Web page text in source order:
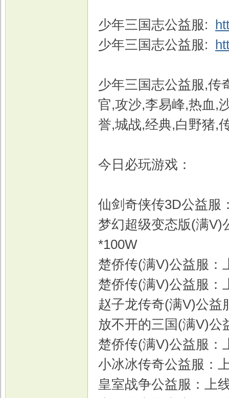
少年三国志公益服:
少年三国志公益服:
少年三国志公益服,传
官,攻沙,李易峰,热血,
誉,城战,经典,白野猪,
今日必玩游戏：
仙剑奇侠传3D公益服
梦幻超级变态版(满V)
*100W
楚侨传(满V)公益服：
楚侨传(满V)公益服：
赵子龙传奇(满V)公益
放不开的三国(满V)公
楚侨传(满V)公益服：
小冰冰传奇公益服：
皇室战争公益服：上